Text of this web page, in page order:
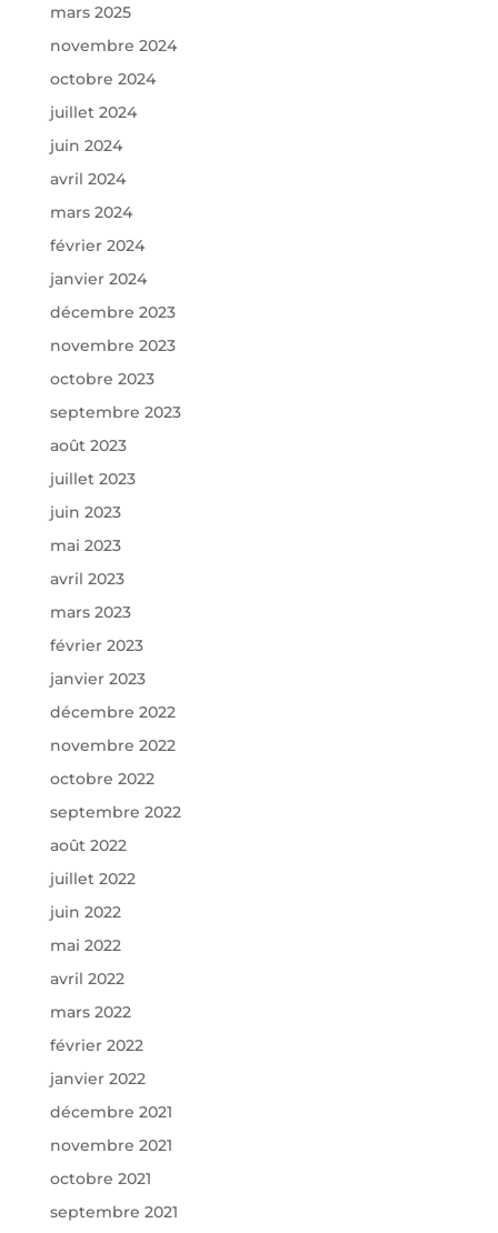
mars 2025
novembre 2024
octobre 2024
juillet 2024
juin 2024
avril 2024
mars 2024
février 2024
janvier 2024
décembre 2023
novembre 2023
octobre 2023
septembre 2023
août 2023
juillet 2023
juin 2023
mai 2023
avril 2023
mars 2023
février 2023
janvier 2023
décembre 2022
novembre 2022
octobre 2022
septembre 2022
août 2022
juillet 2022
juin 2022
mai 2022
avril 2022
mars 2022
février 2022
janvier 2022
décembre 2021
novembre 2021
octobre 2021
septembre 2021